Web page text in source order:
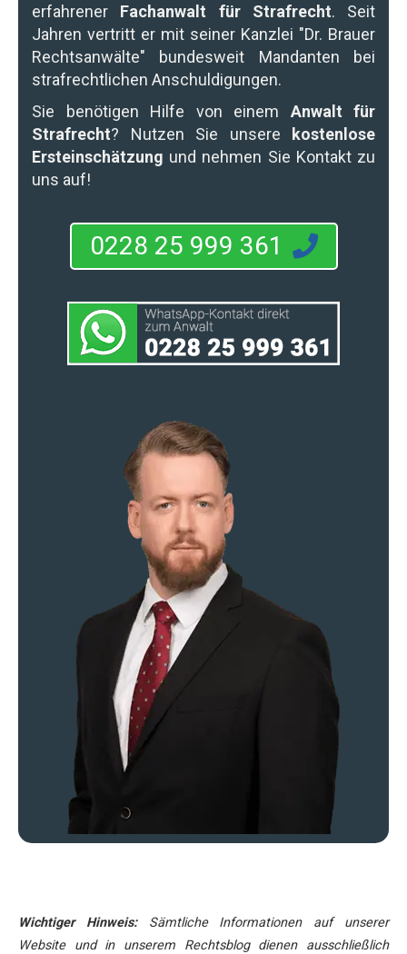
erfahrener Fachanwalt für Strafrecht. Seit
Jahren vertritt er mit seiner Kanzlei "Dr. Brauer
Rechtsanwälte" bundesweit Mandanten bei
strafrechtlichen Anschuldigungen.
Sie benötigen Hilfe von einem Anwalt für
Strafrecht? Nutzen Sie unsere kostenlose
Ersteinschätzung und nehmen Sie Kontakt zu
uns auf!
0228 25 999 361
Wichtiger Hinweis:Sämtliche Informationen auf unserer
Website und in unserem Rechtsblog dienen ausschließlich